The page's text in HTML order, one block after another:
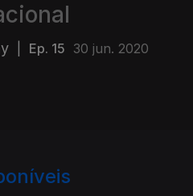
Ep. 15 30 jun. 2020